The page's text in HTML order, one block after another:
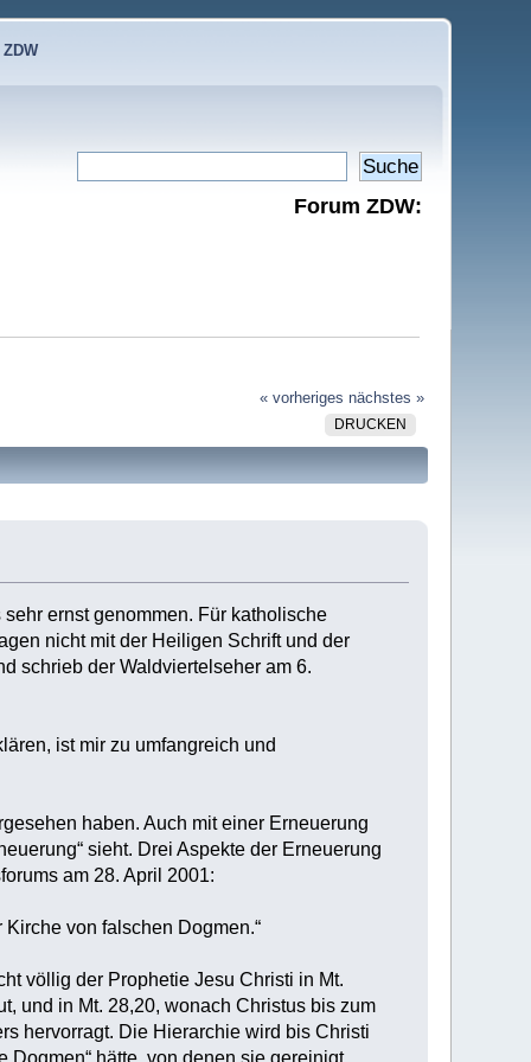
Forum ZDW:
« vorheriges nächstes »
DRUCKEN
ernst genommen. Für katholische
nicht mit der Heiligen Schrift und der
schrieb der Waldviertelseher am 6.
ist mir zu umfangreich und
haben. Auch mit einer Erneuerung
sieht. Drei Aspekte der Erneuerung
am 28. April 2001:
von falschen Dogmen.“
völlig der Prophetie Jesu Christi in Mt.
und in Mt. 28,20, wonach Christus bis zum
hervorragt. Die Hierarchie wird bis Christi